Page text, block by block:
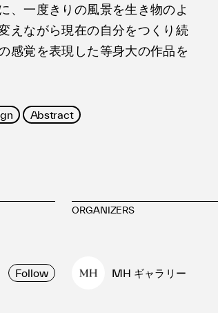
、一度きりの風景を生き物のよ
えながら現在の自分をつくり続
感覚を表現した等身大の作品を
Abstract
Follow
ORGANIZERS
MH ギャラリー